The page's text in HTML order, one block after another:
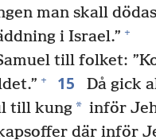
man skall
i Israel.” +
till folket:
+ 15
Då gick
till kung* inför
där inför